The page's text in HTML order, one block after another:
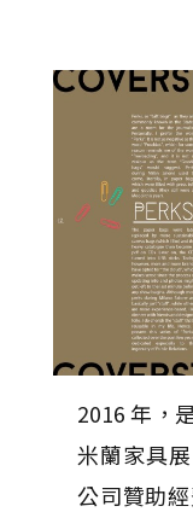
2016 年，
米蘭家具
公司贊助